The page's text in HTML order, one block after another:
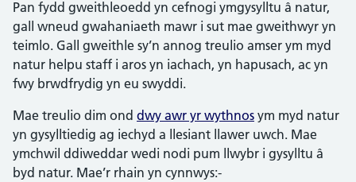
Pan fydd gweithleoedd yn cefnogi ymgysylltu â natur,
gall wneud gwahaniaeth mawr i sut mae gweithwyr yn
teimlo. Gall gweithle sy’n annog treulio amser ym myd
natur helpu staff i aros yn iachach, yn hapusach, ac yn
fwy brwdfrydig yn eu swyddi.
Mae treulio dim ond dwy awr yr wythnos ym myd natur
yn gysylltiedig ag iechyd a llesiant llawer uwch. Mae
ymchwil ddiweddar wedi nodi pum llwybr i gysylltu â
byd natur. Mae’r rhain yn cynnwys:-